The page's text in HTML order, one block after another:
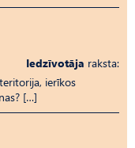
Iedzīvotāja raksta:
ierīkos
[…]